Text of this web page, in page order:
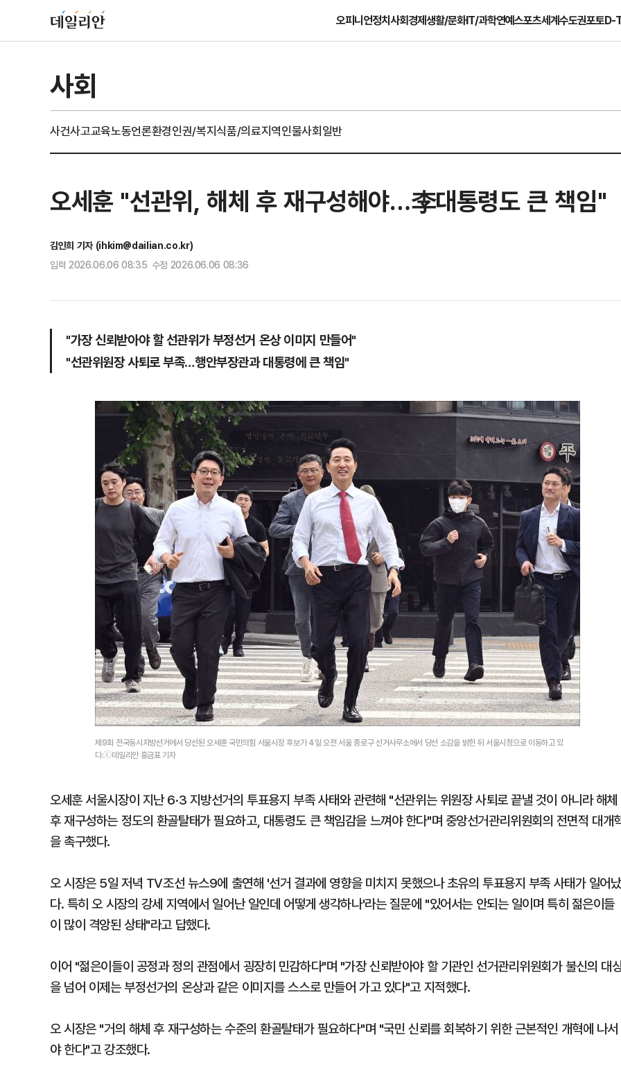
오피니언정치사회경제생활/문화IT/과학연예스포츠세계수도권포토D-
사회
사건사고교육노동언론환경인권/복지식품/의료지역인물사회일반
오세훈 "선관위, 해체 후 재구성해야…李대통령도 큰 책임"
김인희 기자 (ihkim@dailian.co.kr)
입력 2026.06.06 08:35 수정 2026.06.06 08:36
"가장 신뢰받아야 할 선관위가 부정선거 온상 이미지 만들어"
"선관위원장 사퇴로 부족…행안부장관과 대통령에 큰 책임"
제9회 전국동시지방선거에서 당선된 오세훈 국민의힘 서울시장 후보가 4일 오전 서울 종로구 선거사무소에서 당선 소감을 밝힌 뒤 서울시청으로 이동하고 있
다.ⓒ데일리안 홍금표 기자
오세훈 서울시장이 지난 6·3 지방선거의 투표용지 부족 사태와 관련해 "선관위는 위원장 사퇴로 끝낼 것이 아니라 해체
후 재구성하는 정도의 환골탈태가 필요하고, 대통령도 큰 책임감을 느껴야 한다"며 중앙선거관리위원회의 전면적 대개
을 촉구했다.
오 시장은 5일 저녁 TV조선 뉴스9에 출연해 '선거 결과에 영향을 미치지 못했으나 초유의 투표용지 부족 사태가 일어났
다. 특히 오 시장의 강세 지역에서 일어난 일인데 어떻게 생각하나'라는 질문에 "있어서는 안되는 일이며 특히 젊은이들
이 많이 격앙된 상태"라고 답했다.
이어 "젊은이들이 공정과 정의 관점에서 굉장히 민감하다"며 "가장 신뢰받아야 할 기관인 선거관리위원회가 불신의 대
을 넘어 이제는 부정선거의 온상과 같은 이미지를 스스로 만들어 가고 있다"고 지적했다.
오 시장은 "거의 해체 후 재구성하는 수준의 환골탈태가 필요하다"며 "국민 신뢰를 회복하기 위한 근본적인 개혁에 나서
야 한다"고 강조했다.